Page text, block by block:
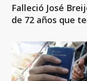
Falleció José
de 72 años que